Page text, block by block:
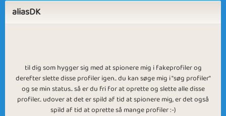
aliasDK
til dig som hygger sig med at spionere mig i fakeprofiler og
derefter slette disse profiler igen.. du kan søge mig i "søg profiler"
og se min status.. så er du fri for at oprette og slette alle disse
profiler.. udover at det er spild af tid at spionere mig, er det også
spild af tid at oprette så mange profiler :-)